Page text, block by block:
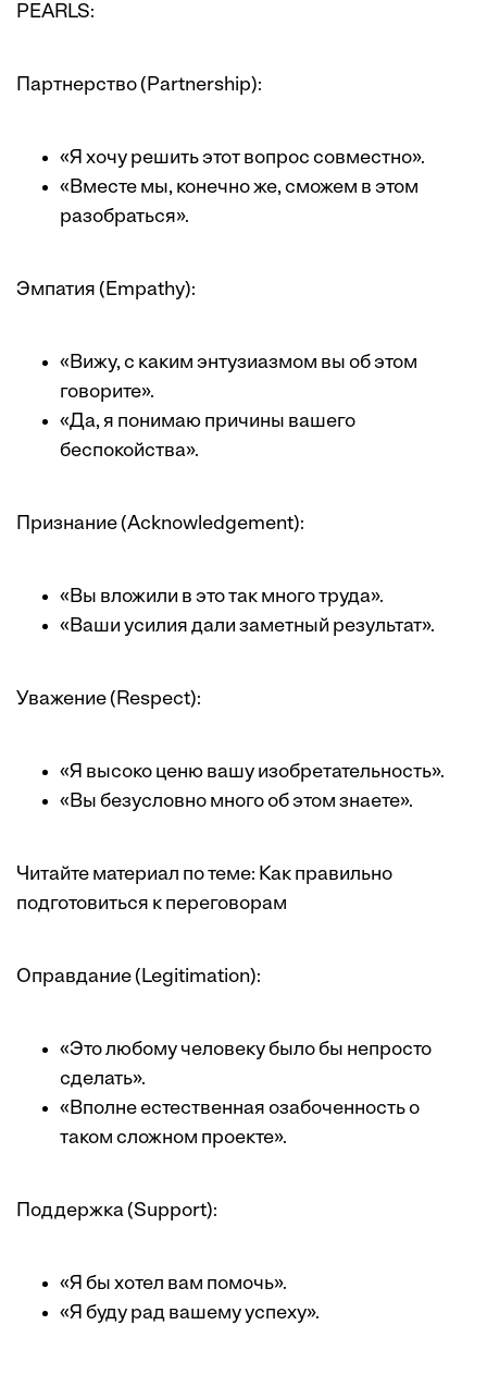
PEARLS:
Партнерство (Partnership):
«Я хочу решить этот вопрос совместно».
«Вместе мы, конечно же, сможем в этом
разобраться».
Эмпатия (Empathy):
«Вижу, с каким энтузиазмом вы об этом
говорите».
«Да, я понимаю причины вашего
беспокойства».
Признание (Acknowledgement):
«Вы вложили в это так много труда».
«Ваши усилия дали заметный результат».
Уважение (Respect):
«Я высоко ценю вашу изобретательность».
«Вы безусловно много об этом знаете».
Читайте материал по теме: Как правильно
подготовиться к переговорам
Оправдание (Legitimation):
«Это любому человеку было бы непросто
сделать».
«Вполне естественная озабоченность о
таком сложном проекте».
Поддержка (Support):
«Я бы хотел вам помочь».
«Я буду рад вашему успеху».